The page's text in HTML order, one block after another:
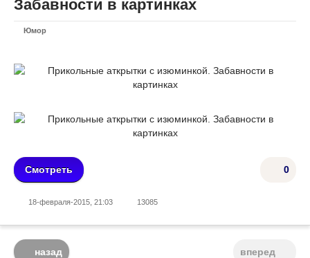
Забавности в картинках
Юмор
0
Смотреть
18-февраля-2015, 21:03 13085
вперед
назад